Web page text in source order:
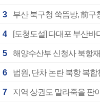
3 부산 북구청 쑥뜸방, 前구
4 [도청도설] 다대포 부산바
5 해양수산부 신청사 북항
6 법원, 단차 논란 북항 복
7 지역 상권도 말라죽을 판